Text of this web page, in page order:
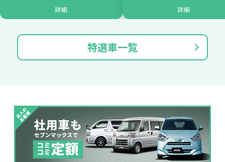
パンク ガラス破損
落書き
いたずら
バンパー
破損
※たすカッターをご利用頂く場合、免責金額が１回あたり5,000円
詳細 詳細
特選車一覧